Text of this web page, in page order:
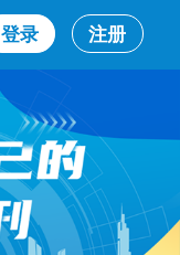
登录 注册